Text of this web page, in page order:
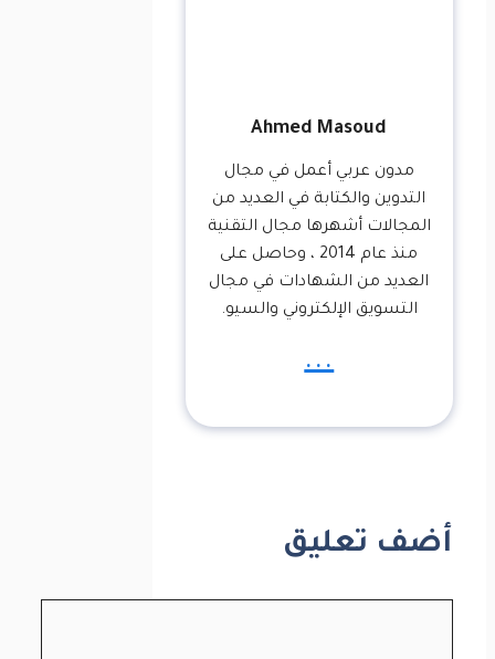
Ahmed Masoud
مدون عربي أعمل في مجال
التدوين والكتابة في العديد من
المجالات أشهرها مجال التقنية
منذ عام 2014 ، وحاصل على
العديد من الشهادات في مجال
التسويق الإلكتروني والسيو.
...
أضف تعليق